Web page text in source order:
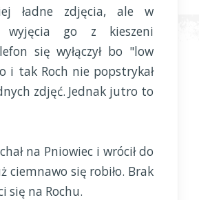
ładne zdjęcia, ale w
wyjęcia go z kieszeni
się wyłączył bo "low
i tak Roch nie popstrykał
zdjęć. Jednak jutro to
na Pniowiec i wrócił do
ciemnawo się robiło. Brak
się na Rochu.